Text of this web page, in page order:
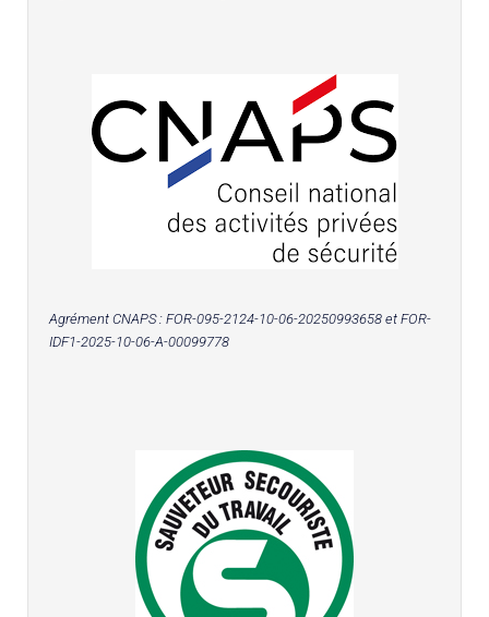
Agrément CNAPS : FOR-095-2124-10-06-20250993658 et FOR-
IDF1-2025-10-06-A-00099778